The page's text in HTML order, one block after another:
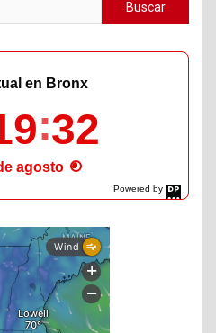
Powered by
DaysPedia.com
en Bronx
33
agosto